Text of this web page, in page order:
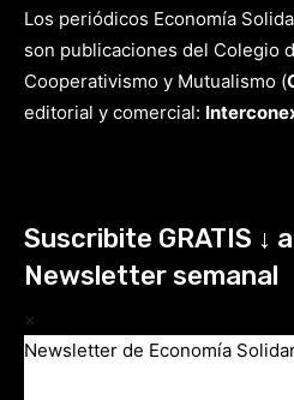
Los periódicos Economía
son publicaciones del Colegio
Cooperativismo y Mutualismo (
editorial y comercial:
Suscribite GRATIS ↓
Newsletter semanal
×
Newsletter de Economía